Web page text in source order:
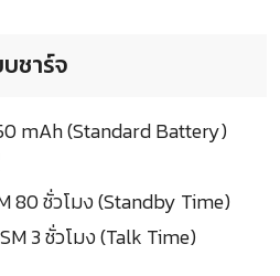
ชาร์จ
mAh (Standard Battery)
80 ชั่วโมง (Standby Time)
3 ชั่วโมง (Talk Time)